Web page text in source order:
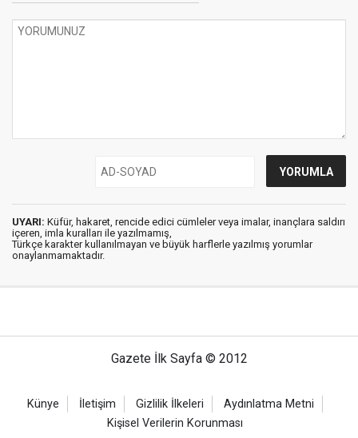
UYARI: Küfür, hakaret, rencide edici cümleler veya imalar, inançlara saldırı
içeren, imla kuralları ile yazılmamış,
Türkçe karakter kullanılmayan ve büyük harflerle yazılmış yorumlar
onaylanmamaktadır.
Gazete İlk Sayfa © 2012
Künye İletişim Gizlilik İlkeleri
Aydınlatma Metni
Kişisel Verilerin Korunması